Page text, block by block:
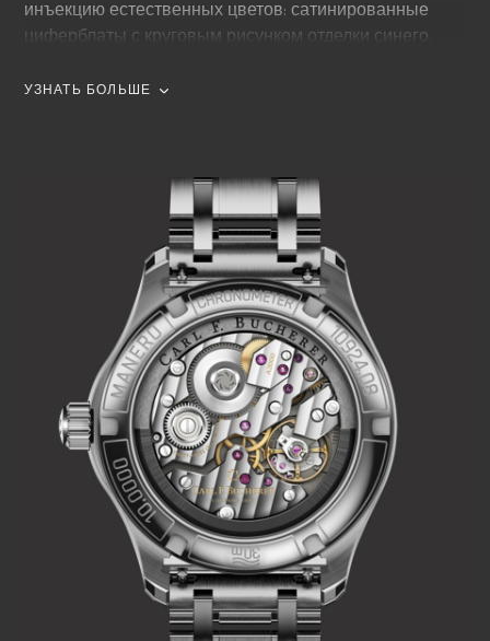
инъекцию естественных цветов: сатинированные
циферблаты с круговым рисунком отделки синего,
черным субциферблатом секунд; серебристо-белый и
современное наше будущее.
УЗНАТЬ БОЛЬШЕ